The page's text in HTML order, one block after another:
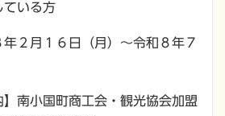
ている方
２月１６日（月）～令和８年７
南小国町商工会・観光協会加盟